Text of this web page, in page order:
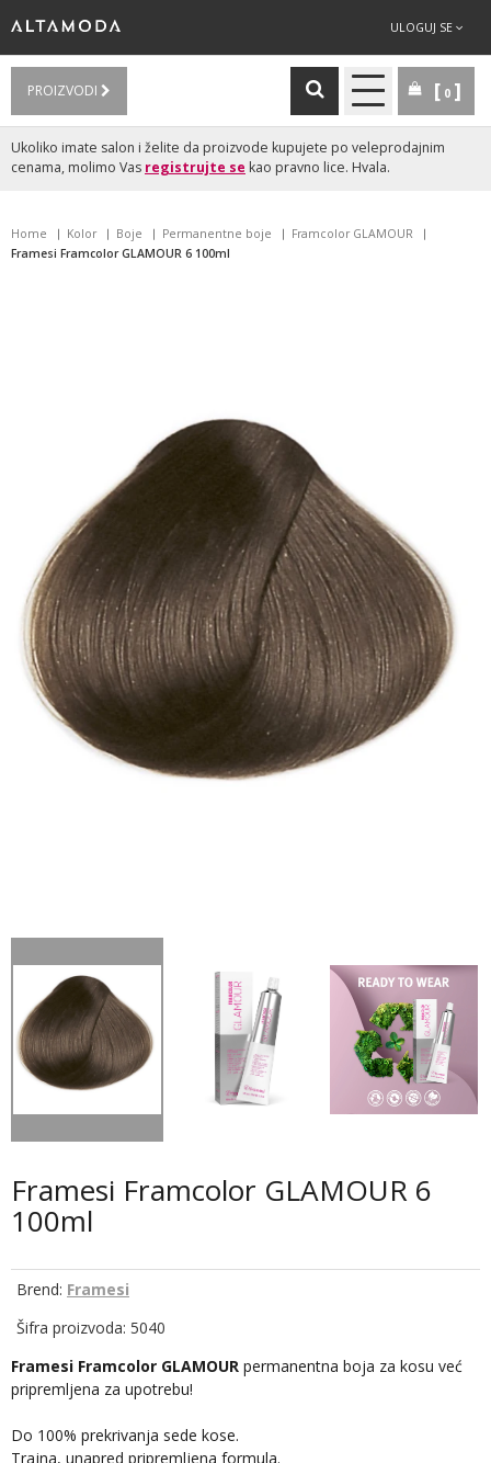
ULOGUJ SE
PROIZVODI 0
Ukoliko imate salon i želite da proizvode kupujete po veleprodajnim
cenama, molimo Vas registrujte se kao pravno lice. Hvala.
Home Kolor Boje Permanentne boje
Framcolor GLAMOUR
Framesi Framcolor GLAMOUR 6 100ml
Framesi Framcolor GLAMOUR 6
100ml
Brend: Framesi
Šifra proizvoda: 5040
Framesi Framcolor GLAMOUR permanentna boja za kosu već
pripremljena za upotrebu!
Do 100% prekrivanja sede kose.
Trajna, unapred pripremljena formula.